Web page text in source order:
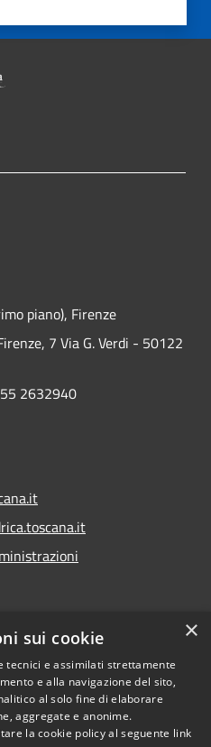
piano), Firenze
7 Via G. Verdi - 50122
2632940
Copyright © 2026 • Autorità
×
sui cookie
tecnici e assimilati strettamente
e alla navigazione del sito,
al solo fine di elaborare
aggregate e anonime.
la cookie policy al seguente link